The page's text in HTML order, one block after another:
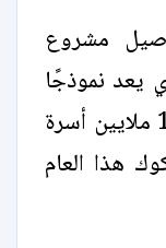
مشروع
يعد نموذجًا
تكافليًا استفادت منه أكثر من 10 ملايين أسرة
هذا العام